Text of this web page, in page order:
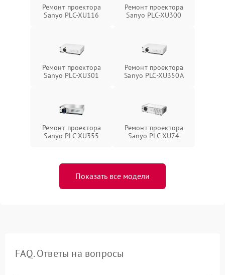
Ремонт проектора
Sanyo PLC-XU116
Ремонт проектора
Sanyo PLC-XU300
Ремонт проектора
Sanyo PLC-XU301
Ремонт проектора
Sanyo PLC-XU350A
Ремонт проектора
Sanyo PLC-XU355
Ремонт проектора
Sanyo PLC-XU74
Показать все модели
FAQ. Ответы на вопросы